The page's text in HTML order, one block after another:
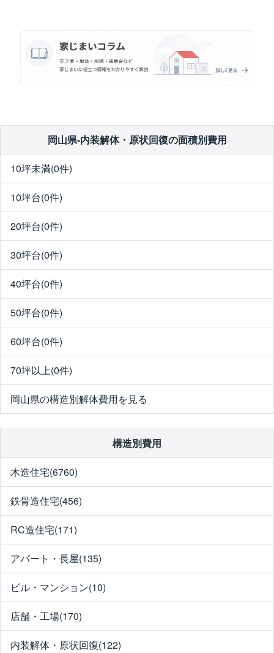
岡山県-内装解体・原状回復の面積別費用
10坪未満(0件)
10坪台(0件)
20坪台(0件)
30坪台(0件)
40坪台(0件)
50坪台(0件)
60坪台(0件)
70坪以上(0件)
岡山県の構造別解体費用を見る
構造別費用
木造住宅(6760)
鉄骨造住宅(456)
RC造住宅(171)
アパート・長屋(135)
ビル・マンション(10)
店舗・工場(170)
内装解体・原状回復(122)